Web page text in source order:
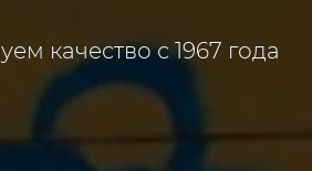
качество с 1967 года